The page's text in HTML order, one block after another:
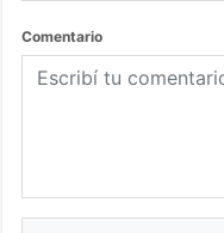
Comentario